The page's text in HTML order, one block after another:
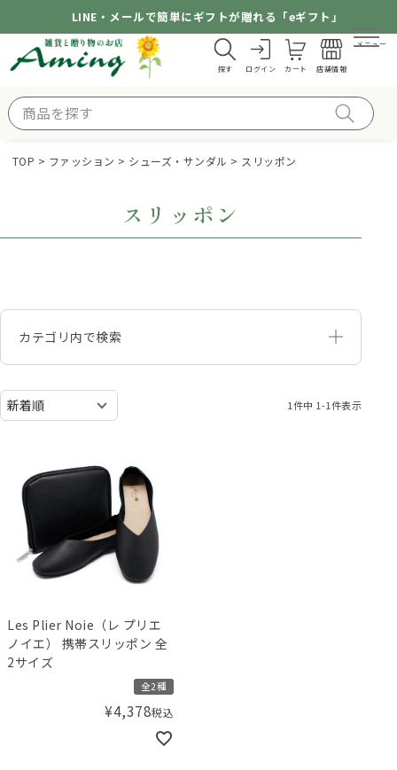
LINE・メールで簡単にギフトが贈れる「eギフト」
探す ログイン カート 店舗情報
メニュー
TOP ファッション シューズ・サンダル スリッポン
スリッポン
カテゴリ内で検索
1件中 1-1件表示
Les Plier Noie（レ プリエ
ノイエ） 携帯スリッポン 全
2サイズ
全2種
¥4,378税込